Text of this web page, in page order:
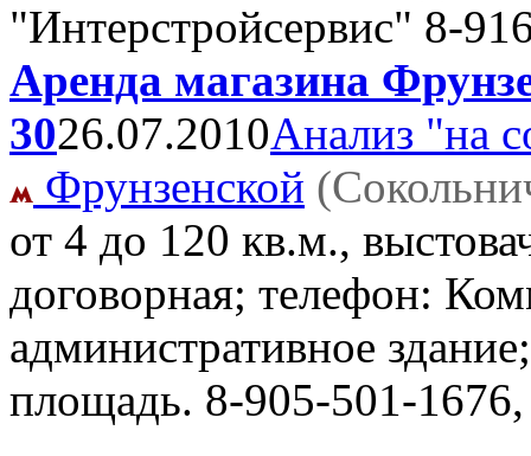
"Интерстройсервис" 8-
Аренда магазина
3026.07.2010Анализ "на
Фрунзенской
от 4 до 120 кв.м.,
договорная; телефон:
административное
площадь. 8-905-501-